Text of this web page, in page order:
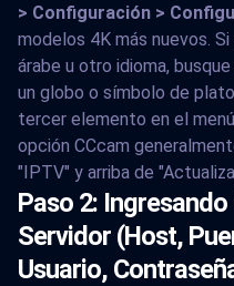
> Configuración >
modelos 4K más nuevos.
árabe u otro idioma,
un globo o símbolo de
tercer elemento en el
opción CCcam
"IPTV" y arriba de
Paso 2:
Servidor (Host,
Usuario,